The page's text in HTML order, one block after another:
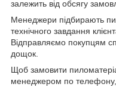
залежить від обсягу
Менеджери підбирають
технічного завдання
Відправляємо покупцям
дощок.
Щоб замовити
менеджером по